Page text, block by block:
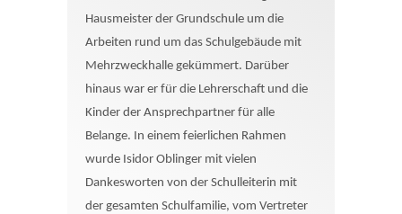
Hausmeister der Grundschule um die
Arbeiten rund um das Schulgebäude mit
Mehrzweckhalle gekümmert. Darüber
hinaus war er für die Lehrerschaft und die
Kinder der Ansprechpartner für alle
Belange. In einem feierlichen Rahmen
wurde Isidor Oblinger mit vielen
Dankesworten von der Schulleiterin mit
der gesamten Schulfamilie, vom Vertreter